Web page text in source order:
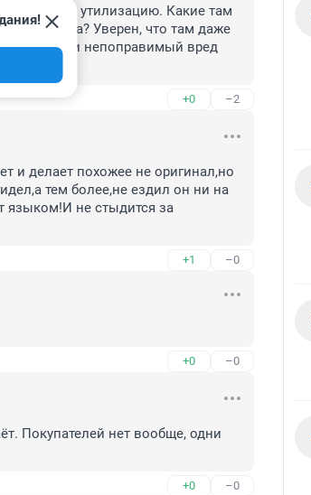
на утилизацию. Какие там
эти корыта? Уверен, что там даже
среды и непоправимый вред
+0 –2
и делает похожее не оригинал,но
тем более,не ездил он ни на
языком!И не стыдится за
+1 –0
+0 –0
Покупателей нет вообще, одни
+0 –0